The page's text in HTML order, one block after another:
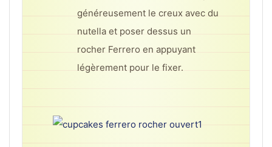
généreusement le creux avec du
nutella et poser dessus un
rocher Ferrero en appuyant
légèrement pour le fixer.